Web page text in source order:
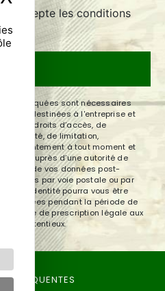
j'accepte les conditions
**
sont nécessaires
sont destinées à l'entreprise et
de droits d’accès, de
portabilité, de limitation,
consentement à tout moment et
auprès d’une autorité de
le sort de vos données post-
ces droits par voie postale ou par
d'identité pourra vous être
données pendant la période de
la durée de prescription légale aux
contentieux.
FRÉQUENTES